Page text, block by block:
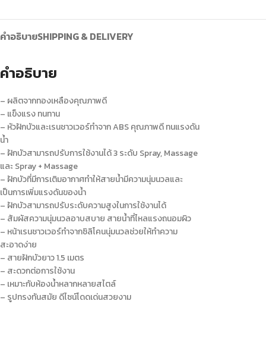
คำอธิบายSHIPPING & DELIVERY
คำอธิบาย
– ผลิตจากทองเหลืองคุณภาพดี
– แข็งแรง ทนทาน
– หัวฝักบัวและเรนชาวเวอร์ทำจาก ABS คุณภาพดี ทนแรงดัน
น้ำ
– ฝักบัวสามารถปรับการใช้งานได้ 3 ระดับ Spray, Massage
และ Spray + Massage
– ฝักบัวที่มีการเติมอากาศทำให้สายน้ำมีความนุ่มนวลและ
เป็นการเพิ่มแรงดันของน้ำ
– ฝักบัวสามารถปรับระดับความสูงในการใช้งานได้
– สัมผัสความนุ่มนวลอาบสบาย สายน้ำที่ไหลแรงถนอมผิว
– หน้าเรนชาวเวอร์ทำจากซิลิโคนนุ่มนวลช่วยให้ทำความ
สะอาดง่าย
– สายฝักบัวยาว 1.5 เมตร
– สะดวกต่อการใช้งาน
– เหมาะกับห้องน้ำหลากหลายสไตล์
– รูปทรงทันสมัย ดีไซน์โดดเด่นสวยงาม